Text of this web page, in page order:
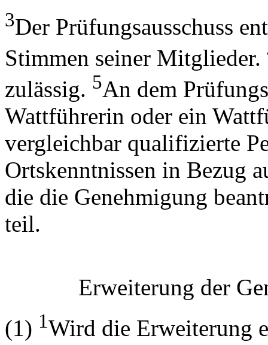
3Der Prüfungsausschuss
Stimmen seiner Mitglieder.
zulässig. 5An dem
Wattführerin oder ein
vergleichbar qualifizierte
Ortskenntnissen in Bezug
die die Genehmigung
teil.
Erweiterung der
(1) 1Wird die Erweiterung